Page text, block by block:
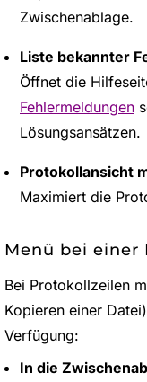
Zwischenablage.
Liste bekannter
Öffnet die
Fehlermeldungen
Lösungsansätzen.
Protokollansicht
Maximiert die
Menü bei einer
Bei Protokollzeilen
Kopieren einer
Verfügung:
In die